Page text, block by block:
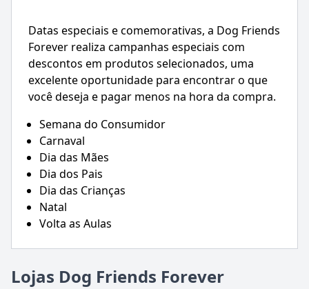
Datas especiais e comemorativas, a Dog Friends
Forever realiza campanhas especiais com
descontos em produtos selecionados, uma
excelente oportunidade para encontrar o que
você deseja e pagar menos na hora da compra.
Semana do Consumidor
Carnaval
Dia das Mães
Dia dos Pais
Dia das Crianças
Natal
Volta as Aulas
Lojas Dog Friends Forever